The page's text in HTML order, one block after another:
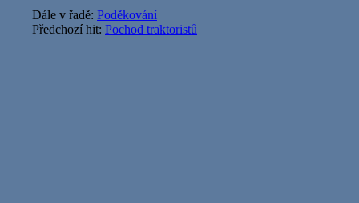
Dále v řadě: Poděkování
Předchozí hit: Pochod traktoristů